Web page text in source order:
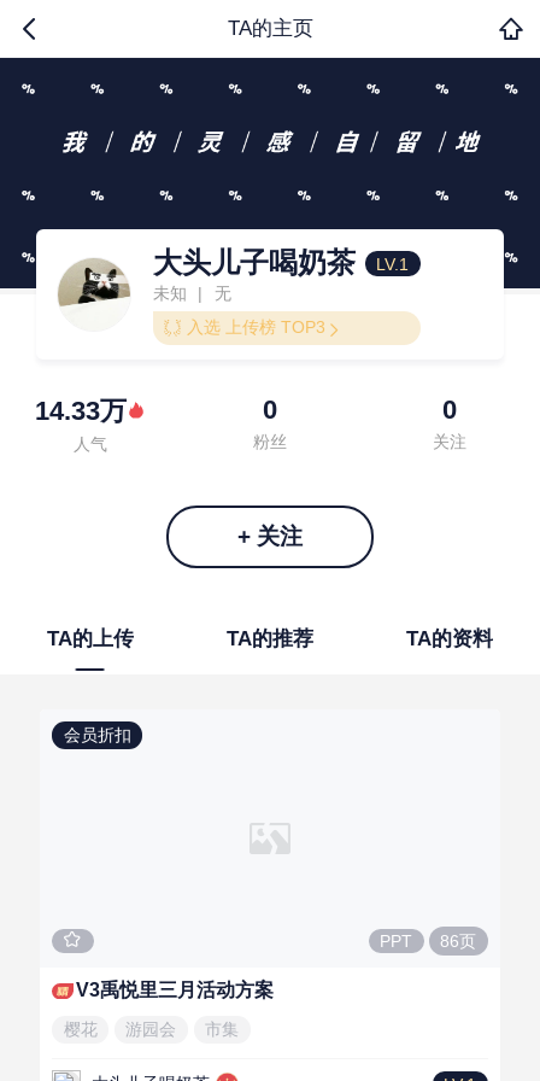
TA的主页
大头儿子喝奶茶
LV.1
未知
|
无
入选 上传榜 TOP3
14.33万
人气
0
粉丝
0
关注
+ 关注
TA的上传 TA的推荐 TA的资料
会员折扣
PPT 86页
V3禹悦里三月活动方案
樱花 游园会 市集